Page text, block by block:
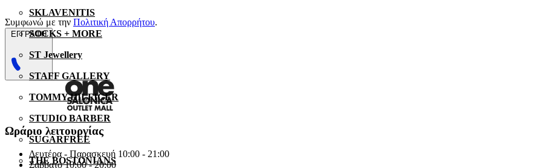
SKLAVENITIS
SOCKS + MORE
ST Jewellery
STAFF GALLERY
TOMMY HILFIGER
STUDIO BARBER
SUGARFREE
THE BOSTONIANS
Συμφωνώ με την Πολιτική Απορρήτου.
ΕΓΓΡΑΦΗ
Ωράριο λειτουργίας
Δευτέρα - Παρασκευή 10:00 - 21:00
Σάββατο 10:00 - 20:00